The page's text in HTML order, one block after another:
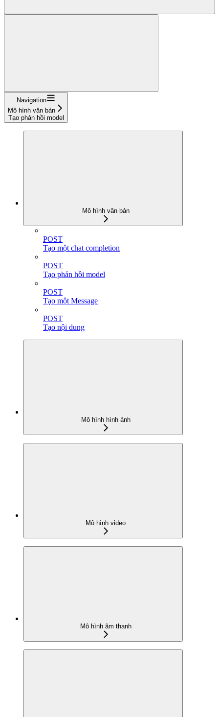
Navigation
Mô hình văn bản
Tạo phản hồi model
Mô hình văn bản
POST
Tạo một chat completion
POST
Tạo phản hồi model
POST
Tạo một Message
POST
Tạo nội dung
Mô hình hình ảnh
Mô hình video
Mô hình âm thanh